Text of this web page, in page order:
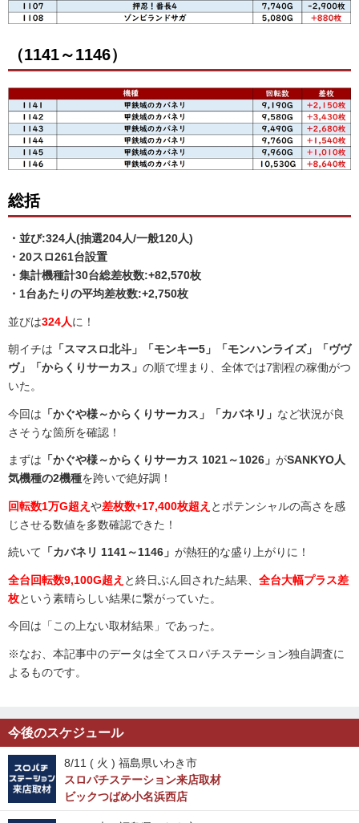
（1141～1146）
総括
・並び:324人(抽選204人/一般120人)
・20スロ261台設置
・集計機種計30台総差枚数:+82,570枚
・1台あたりの平均差枚数:+2,750枚
並びは324人に！
朝イチは 「スマスロ北斗」「モンキー5」「モンハンライズ」「ヴヴ
ヴ」「からくりサーカス」 の順で埋まり、全体では7割程の稼働がつ
いた。
今回は 「かぐや様～からくりサーカス」「カバネリ」 など状況が良
さそうな箇所を確認！
まずは 「かぐや様～からくりサーカス 1021～1026」 がSANKYO人
気機種の2機種を跨いで絶好調！
回転数1万G超え や差枚数+17,400枚超え とポテンシャルの高さを感
じさせる数値を多数確認できた！
続いて 「カバネリ 1141～1146」 が熱狂的な盛り上がりに！
全台回転数9,100G超え と終日ぶん回された結果、 全台大幅プラス差
枚という素晴らしい結果に繋がっていた。
今回は「この上ない取材結果」であった。
※なお、本記事中のデータは全てスロパチステーション独自調査に
よるものです。
今後のスケジュール
8/11 ( 火 ) 福島県いわき市
スロパチステーション来店取材
ビックつばめ小名浜西店